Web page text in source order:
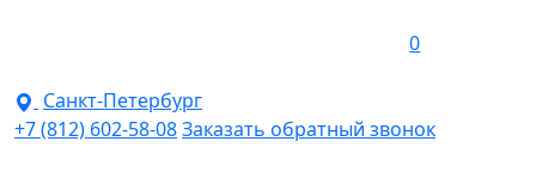
0
Санкт-Петербург
+7 (812) 602-58-08Заказать обратный звонок